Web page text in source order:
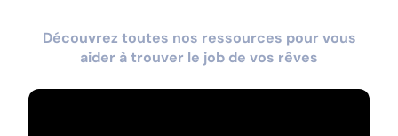
Découvrez toutes nos ressources pour vous
aider à trouver le job de vos rêves